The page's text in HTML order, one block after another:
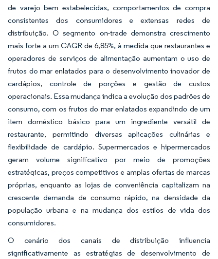
de varejo bem estabelecidas, comportamentos de compra
consistentes dos consumidores e extensas redes de
distribuição. O segmento on-trade demonstra crescimento
mais forte a um CAGR de 6,85%, à medida que restaurantes e
operadores de serviços de alimentação aumentam o uso de
frutos do mar enlatados para o desenvolvimento inovador de
cardápios, controle de porções e gestão de custos
operacionais. Essa mudança indica a evolução dos padrões de
consumo, com os frutos do mar enlatados expandindo de um
item doméstico básico para um ingrediente versátil de
restaurante, permitindo diversas aplicações culinárias e
flexibilidade de cardápio. Supermercados e hipermercados
geram volume significativo por meio de promoções
estratégicas, preços competitivos e amplas ofertas de marcas
próprias, enquanto as lojas de conveniência capitalizam na
crescente demanda de consumo rápido, na densidade da
população urbana e na mudança dos estilos de vida dos
consumidores.
O cenário dos canais de distribuição influencia
significativamente as estratégias de desenvolvimento de